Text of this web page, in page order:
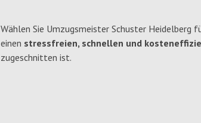
Wählen Sie Umzugsmeister Schuster Heidelberg
einen stressfreien, schnellen und
zugeschnitten ist.